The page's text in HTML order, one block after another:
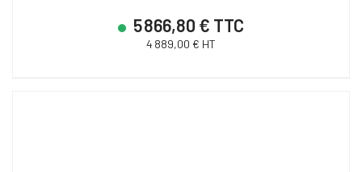
5 866,80 € TTC
4 889,00 € HT